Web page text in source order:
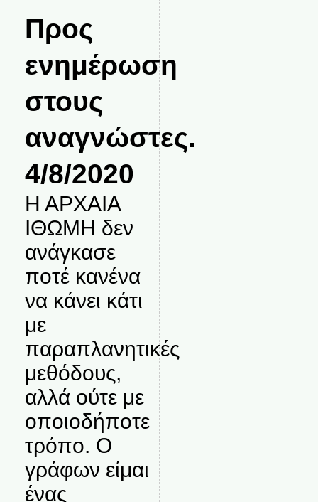
Προς
ενημέρωση
στους
αναγνώστες.
4/8/2020
Η ΑΡΧΑΙΑ
ΙΘΩΜΗ δεν
ανάγκασε
ποτέ κανένα
να κάνει κάτι
με
παραπλανητικές
μεθόδους,
αλλά ούτε με
οποιοδήποτε
τρόπο. Ο
γράφων είμαι
ένας